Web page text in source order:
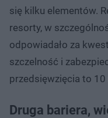
się kilku elementów.
resorty, w
odpowiadało za
szczelność i
przedsięwzięcia to 10
Druga bariera,